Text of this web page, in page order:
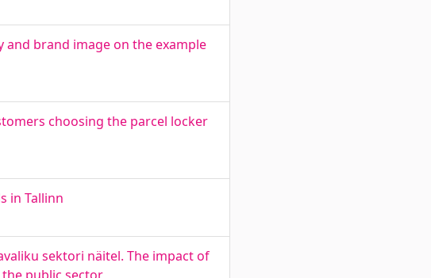
and brand image on the example
choosing the parcel locker
in Tallinn
sektori näitel. The impact of